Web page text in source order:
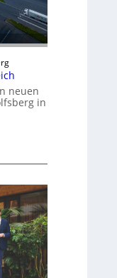
neuen
in